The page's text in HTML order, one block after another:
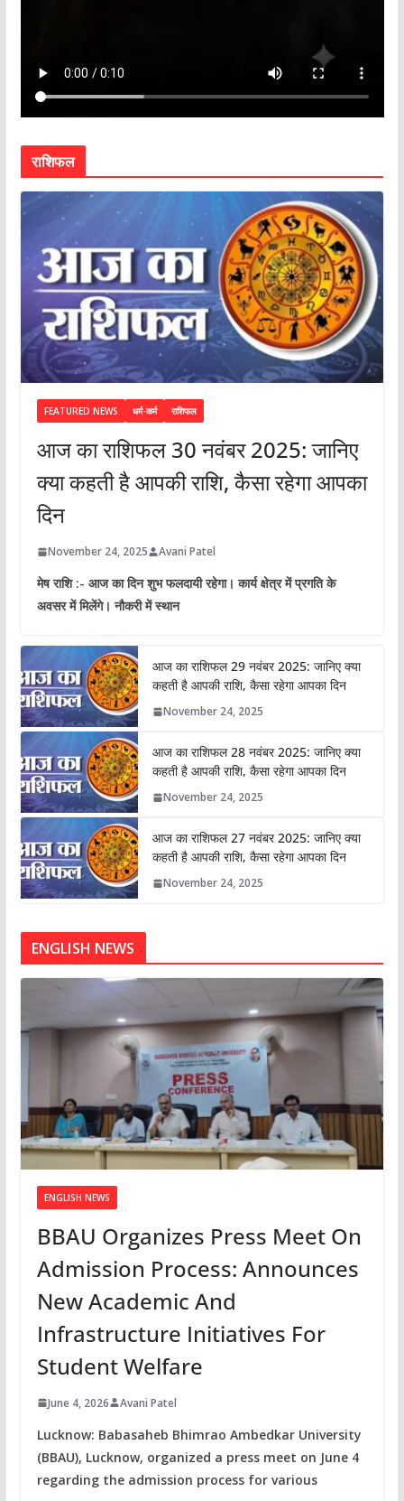
राशिफल
FEATURED NEWS धर्म-कर्म राशिफल
आज का राशिफल 30 नवंबर 2025: जानिए
क्या कहती है आपकी राशि, कैसा रहेगा आपका
दिन
November 24, 2025 Avani Patel
मेष राशि :- आज का दिन शुभ फलदायी रहेगा। कार्य क्षेत्र में प्रगति के
अवसर में मिलेंगे। नौकरी में स्थान
आज का राशिफल 29 नवंबर 2025: जानिए क्या
कहती है आपकी राशि, कैसा रहेगा आपका दिन
November 24, 2025
आज का राशिफल 28 नवंबर 2025: जानिए क्या
कहती है आपकी राशि, कैसा रहेगा आपका दिन
November 24, 2025
आज का राशिफल 27 नवंबर 2025: जानिए क्या
कहती है आपकी राशि, कैसा रहेगा आपका दिन
November 24, 2025
ENGLISH NEWS
ENGLISH NEWS
BBAU Organizes Press Meet On
Admission Process: Announces
New Academic And
Infrastructure Initiatives For
Student Welfare
June 4, 2026 Avani Patel
Lucknow: Babasaheb Bhimrao Ambedkar University
(BBAU), Lucknow, organized a press meet on June 4
regarding the admission process for various